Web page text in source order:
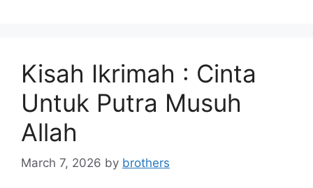
Kisah Ikrimah : Cinta
Untuk Putra Musuh
Allah
March 7, 2026 by brothers